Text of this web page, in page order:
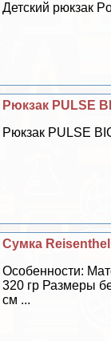
Детский рюкзак
Рюкзак PULSE
Рюкзак PULSE
Сумка
Особенности:
320 гр Размеры
см ...